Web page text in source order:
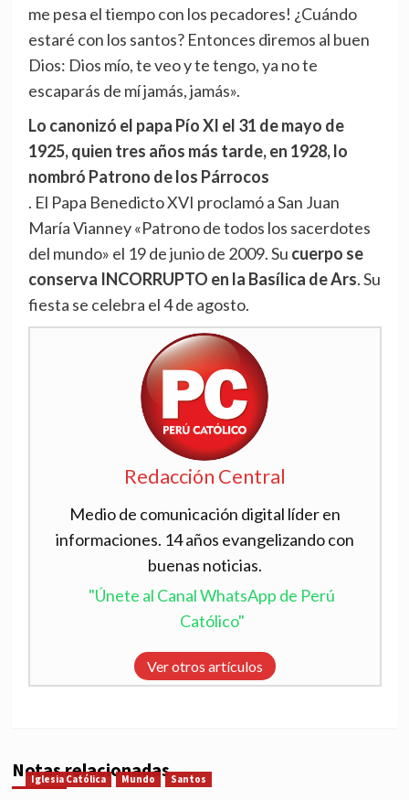
me pesa el tiempo con los pecadores! ¿Cuándo
estaré con los santos? Entonces diremos al buen
Dios: Dios mío, te veo y te tengo, ya no te
escaparás de mí jamás, jamás».
Lo canonizó el papa Pío XI el 31 de mayo de
1925, quien tres años más tarde, en 1928, lo
nombró Patrono de los Párrocos
. El Papa Benedicto XVI proclamó a San Juan
María Vianney «Patrono de todos los sacerdotes
del mundo» el 19 de junio de 2009. Su cuerpo se
conserva INCORRUPTO en la Basílica de Ars. Su
fiesta se celebra el 4 de agosto.
Redacción Central
Medio de comunicación digital líder en
informaciones. 14 años evangelizando con
buenas noticias.
"Únete al Canal WhatsApp de Perú
Católico"
Ver otros artículos
Notas relacionadas
Iglesia Católica Mundo Santos